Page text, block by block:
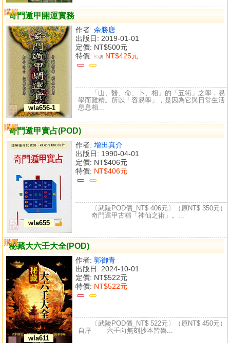
奇門遁甲開運實務
wla656-1
作者: 余勝唐
出版日: 2019-01-01
定價: NT$500元
特價: 85折 NT$425元
購買
比較
「山、醫、命、卜、相」的「五術」之學，易
學而難精。所以「容易學」，是因為它與日常生活
息息相...
奇門遁甲實占(POD)
wla655
作者: 增田真介
出版日: 1990-04-01
定價: NT$406元
特價: NT$406元
購買
比較
〔武陵POD價_NT$ 406元〕（原NT$ 350元）
奇門遁甲古稱「神仙之術」。...
秘藏大六壬大全(POD)
wla611
作者: 郭御青
出版日: 2024-10-01
定價: NT$522元
特價: NT$522元
購買
比較
〔武陵POD價_NT$ 522元〕（原NT$ 450元）
自序 六壬向無刻抄本皆魯...